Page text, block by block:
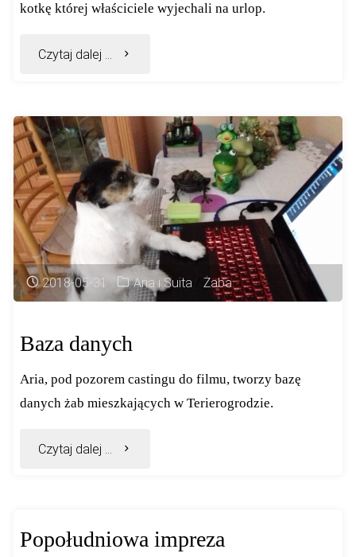
kotkę której właściciele wyjechali na urlop.
Czytaj dalej ... "Gdzie
podziały
żaby?"
2018-05-31 Aria i Suita Żaba
Baza danych
Aria, pod pozorem castingu do filmu, tworzy bazę
danych żab mieszkających w Terierogrodzie.
Czytaj dalej ... "Baza
Popołudniowa impreza